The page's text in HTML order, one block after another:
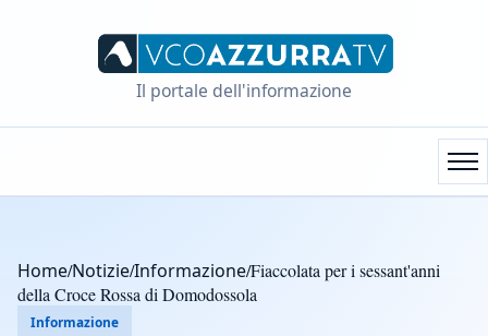
Il portale dell'informazione
Home/Notizie/Informazione/Fiaccolata per i sessant'anni
della Croce Rossa di Domodossola
Informazione